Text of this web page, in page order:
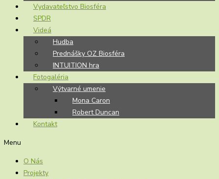
Vydavateľstvo Biosféra
SPDR
Videá
Hudba
Prednášky OZ Biosféra
INTUITION hra
Fotogaléria
Výtvarné umenie
Mona Caron
Robert Duncan
Kontakt
Menu
O Nás
Projekty